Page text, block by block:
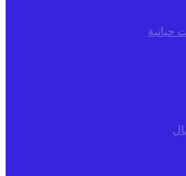
حياتية